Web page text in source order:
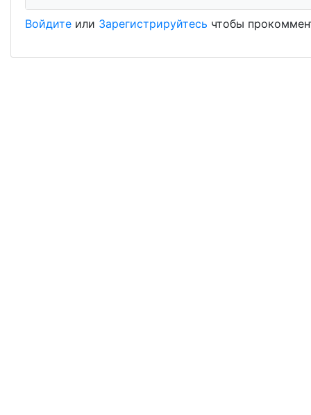
Войдите или Зарегистрируйтесь чтобы